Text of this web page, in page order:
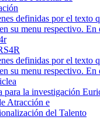
para la investigación
Atracción e
del Talento